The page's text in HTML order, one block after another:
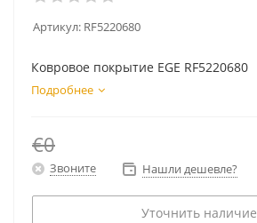
Артикул: RF5220680
Ковровое покрытие EGE RF5220680
Подробнее
€0
Звоните Нашли дешевле?
Уточнить наличие